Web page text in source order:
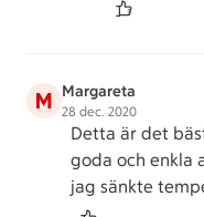
M Margareta
28 dec. 2020
Detta är det
goda och enkla
jag sänkte